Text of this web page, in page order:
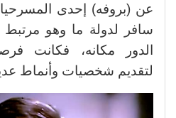
عن (بروفه) إحدى
سافر لدولة ما وهو
الدور مكانه، فكانت
لتقديم شخصيات وأنماط